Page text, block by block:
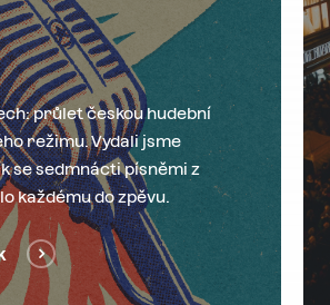
průlet českou hudební
režimu. Vydali jsme
se sedmnácti písněmi z
každému do zpěvu.